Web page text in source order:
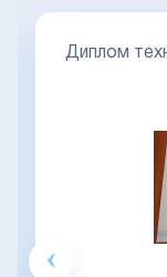
Диплом